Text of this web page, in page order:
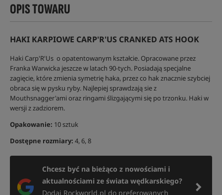
OPIS TOWARU
HAKI KARPIOWE CARP'R'US CRANKED ATS HOOK
Haki Carp'R'Us o opatentowanym kształcie. Opracowane przez
Franka Warwicka jeszcze w latach 90-tych. Posiadają specjalne
zagięcie, które zmienia symetrię haka, przez co hak znacznie szybciej
obraca się w pysku ryby. Najlepiej sprawdzają sie z
Mouthsnagger'ami oraz ringami ślizgającymi się po trzonku. Haki w
wersji z zadziorem.
Opakowanie: 10 sztuk
Dostępne rozmiary: 4, 6, 8
Chcesz być na bieżąco z nowościami i
aktualnościami ze świata wędkarskiego?
Dodaj Rockworld.pl do preferowanych